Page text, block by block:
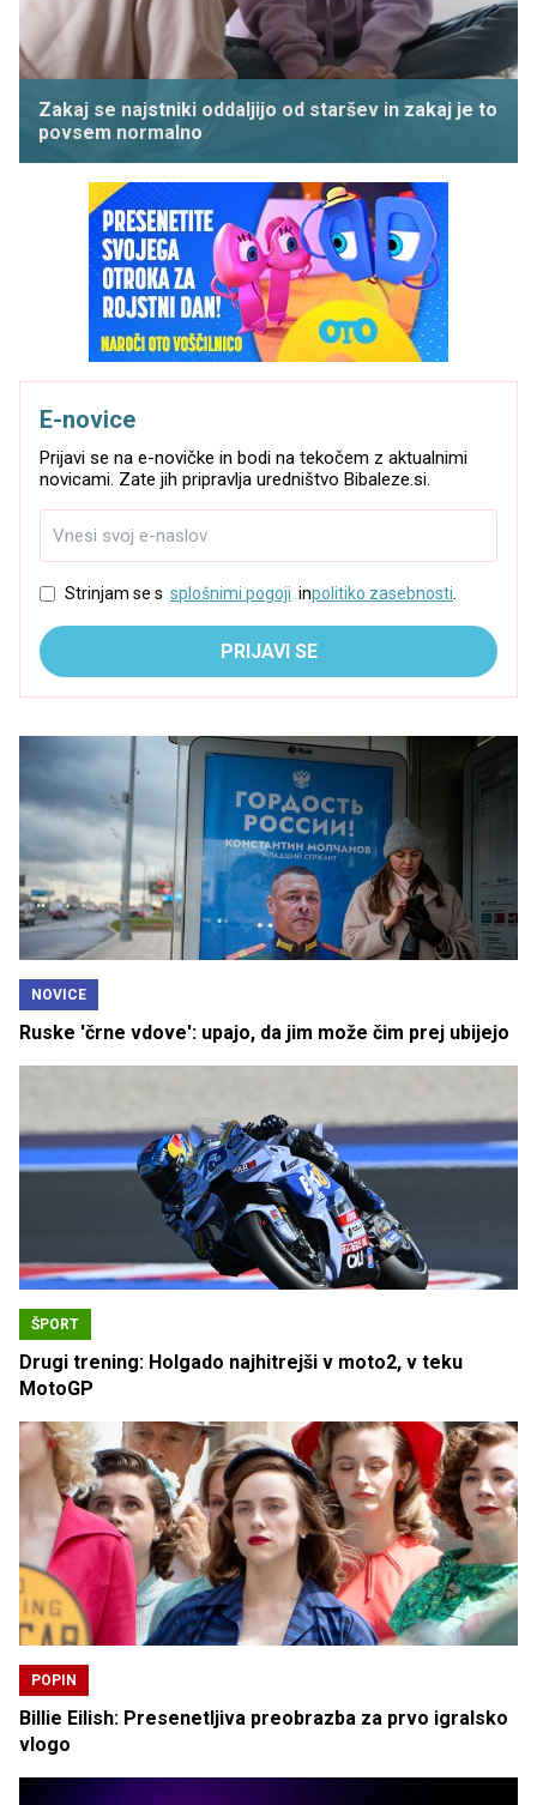
Zakaj se najstniki oddaljijo od staršev in zakaj je to
povsem normalno
E-novice
Prijavi se na e-novičke in bodi na tekočem z aktualnimi
novicami. Zate jih pripravlja uredništvo Bibaleze.si.
Strinjam se s splošnimi pogoji inpolitiko zasebnosti
PRIJAVI SE
NOVICE
Ruske 'črne vdove': upajo, da jim može čim prej ubijejo
ŠPORT
Drugi trening: Holgado najhitrejši v moto2, v teku
MotoGP
POPIN
Billie Eilish: Presenetljiva preobrazba za prvo igralsko
vlogo